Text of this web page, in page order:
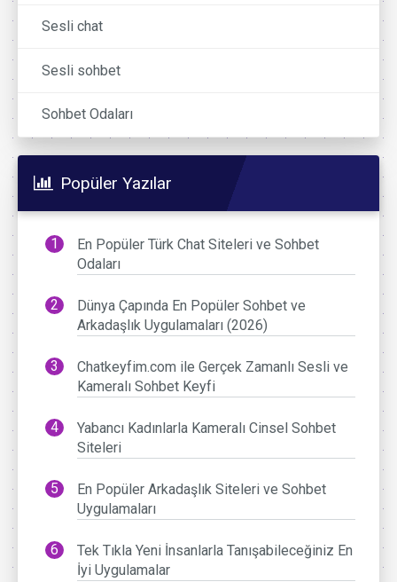
Sesli chat
Sesli sohbet
Sohbet Odaları
Popüler Yazılar
En Popüler Türk Chat Siteleri ve Sohbet
Odaları
Dünya Çapında En Popüler Sohbet ve
Arkadaşlık Uygulamaları (2026)
Chatkeyfim.com ile Gerçek Zamanlı Sesli ve
Kameralı Sohbet Keyfi
Yabancı Kadınlarla Kameralı Cinsel Sohbet
Siteleri
En Popüler Arkadaşlık Siteleri ve Sohbet
Uygulamaları
Tek Tıkla Yeni İnsanlarla Tanışabileceğiniz En
İyi Uygulamalar